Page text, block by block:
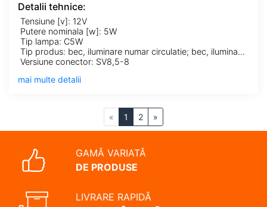
Detalii tehnice:
Tensiune [v]: 12V
Putere nominala [w]: 5W
Tip lampa: C5W
Tip produs: bec, iluminare numar circulatie; bec, iluminare portbagaj; bec, lumina citire; bec, lumina torpedou; bec, lumini interioare
Versiune conector: SV8,5-8
mai multe detalii
« 1 2 »
GAMĂ VARIATĂ
DE PRODUSE
LIVRARE RAPIDĂ